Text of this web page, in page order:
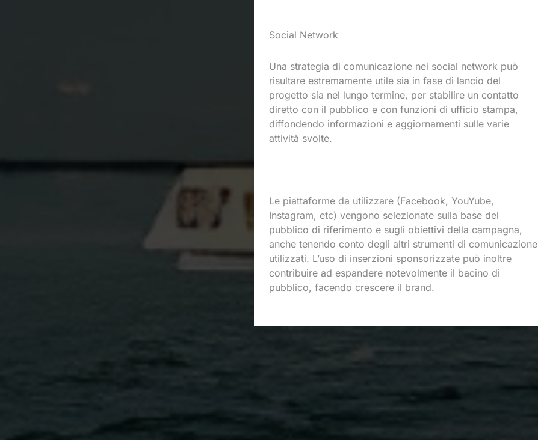
Social Network
Una strategia di comunicazione nei social network può
risultare estremamente utile sia in fase di lancio del
progetto sia nel lungo termine, per stabilire un contatto
diretto con il pubblico e con funzioni di ufficio stampa,
diffondendo informazioni e aggiornamenti sulle varie
attività svolte.
Le piattaforme da utilizzare (Facebook, YouYube,
Instagram, etc) vengono selezionate sulla base del
pubblico di riferimento e sugli obiettivi della campagna,
anche tenendo conto degli altri strumenti di comunicazione
utilizzati. L’uso di inserzioni sponsorizzate può inoltre
contribuire ad espandere notevolmente il bacino di
pubblico, facendo crescere il brand.